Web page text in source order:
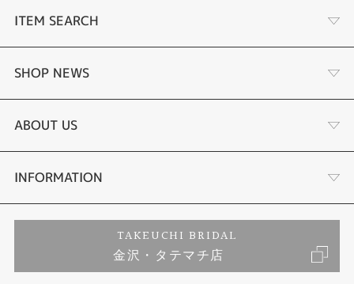
ITEM SEARCH
婚約指輪
結婚指輪
セットリング
婚約ネックレス
ダイヤモンド
SHOP NEWS
選ばれる理由まとめ
お客様の声
プロポーズサポート
ブランドリスト
ABOUT US
会社概要
お客様の声
INFORMATION
TAKEUCHI BRIDAL
金沢・タテマチ店